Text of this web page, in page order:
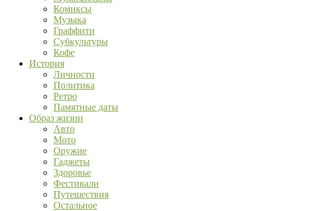
Комиксы
Музыка
Граффити
Субкультуры
Кофе
История
Личности
Политика
Ретро
Памятные даты
Образ жизни
Авто
Мото
Оружие
Гаджеты
Здоровье
Фестивали
Путешествия
Остальное